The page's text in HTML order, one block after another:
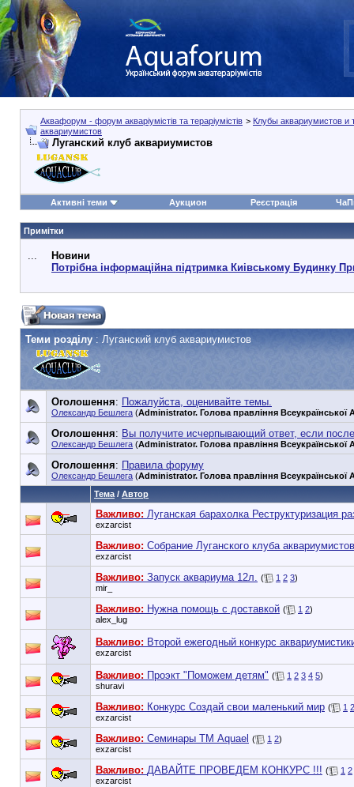
Аквафорум - форум акваріумістів та тераріумістів > Клубы аквариумистов и
аквариумистов
Луганский клуб аквариумистов
Активні теми Аукцион Реєстрація
Примітки
...
Новини
Потрібна інформаційна підтримка Киівському Будинку
Теми розділу : Луганский клуб аквариумистов
Оголошення: Пожалуйста, оценивайте темы.
Олександр Бешлега (Administrator. Голова правління Всеукраїнської
Оголошення: Вы получите исчерпывающий ответ, если
Олександр Бешлега (Administrator. Голова правління Всеукраїнської
Оголошення: Правила форуму
Олександр Бешлега (Administrator. Голова правління Всеукраїнської
Тема / Автор
Важливо: Луганская барахолка Реструктуризация
exzarcist
Важливо: Собрание Луганского клуба аквариумистов
exzarcist
Важливо: Запуск аквариума 12л. ( 1 2 3)
mir_
Важливо: Нужна помощь с доставкой ( 1 2)
alex_lug
Важливо: Второй ежегодный конкурс
exzarcist
Важливо: Проэкт "Поможем детям" ( 1 2 3 4 5)
shuravi
Важливо: Конкурс Создай свои маленький мир ( 1 2
exzarcist
Важливо: Семинары ТМ Aquael ( 1 2)
exzarcist
Важливо: ДАВАЙТЕ ПРОВЕДЕМ КОНКУРС !!! ( 1 2
exzarcist